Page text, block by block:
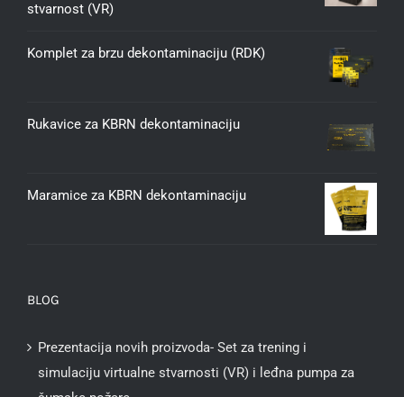
stvarnost (VR)
Komplet za brzu dekontaminaciju (RDK)
Rukavice za KBRN dekontaminaciju
Maramice za KBRN dekontaminaciju
BLOG
Prezentacija novih proizvoda- Set za trening i
simulaciju virtualne stvarnosti (VR) i leđna pumpa za